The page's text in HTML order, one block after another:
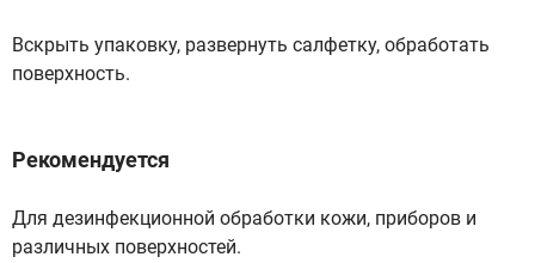
Вскрыть упаковку, развернуть салфетку, обработать
поверхность.
Рекомендуется
Для дезинфекционной обработки кожи, приборов и
различных поверхностей.